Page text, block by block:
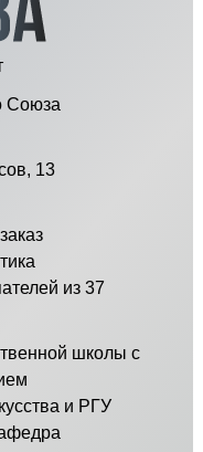
13
школы с
и РГУ
Союза
из 37